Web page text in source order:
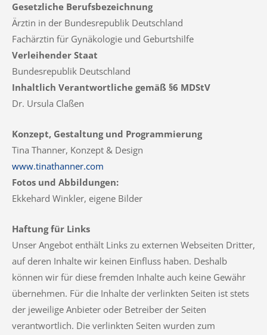
Gesetzliche Berufsbezeichnung
Ärztin in der Bundesrepublik Deutschland
Fachärztin für Gynäkologie und Geburtshilfe
Verleihender Staat
Bundesrepublik Deutschland
Inhaltlich Verantwortliche gemäß §6 MDStV
Dr. Ursula Claßen
Konzept, Gestaltung und Programmierung
Tina Thanner, Konzept & Design
www.tinathanner.com
Fotos und Abbildungen:
Ekkehard Winkler, eigene Bilder
Haftung für Links
Unser Angebot enthält Links zu externen Webseiten Dritter,
auf deren Inhalte wir keinen Einfluss haben. Deshalb
können wir für diese fremden Inhalte auch keine Gewähr
übernehmen. Für die Inhalte der verlinkten Seiten ist stets
der jeweilige Anbieter oder Betreiber der Seiten
verantwortlich. Die verlinkten Seiten wurden zum